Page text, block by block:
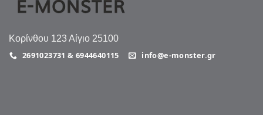
Κορίνθου 123 Αίγιο 25100
2691023731 & 6944640115 info@e-monster.gr